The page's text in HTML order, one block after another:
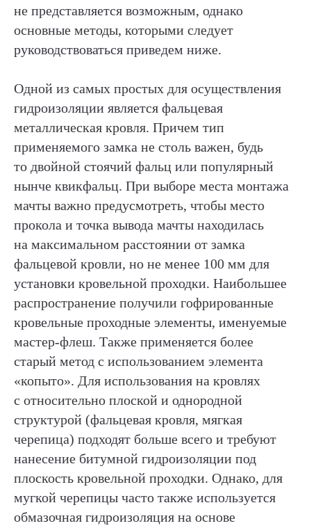
не представляется возможным, однако
основные методы, которыми следует
руководствоваться приведем ниже.
Одной из самых простых для осуществления
гидроизоляции является фальцевая
металлическая кровля. Причем тип
применяемого замка не столь важен, будь
то двойной стоячий фальц или популярный
нынче квикфальц. При выборе места монтажа
мачты важно предусмотреть, чтобы место
прокола и точка вывода мачты находилась
на максимальном расстоянии от замка
фальцевой кровли, но не менее 100 мм для
установки кровельной проходки. Наибольшее
распространение получили гофрированные
кровельные проходные элементы, именуемые
мастер-флеш. Также применяется более
старый метод с использованием элемента
«копыто». Для использования на кровлях
с относительно плоской и однородной
структурой (фальцевая кровля, мягкая
черепица) подходят больше всего и требуют
нанесение битумной гидроизоляции под
плоскость кровельной проходки. Однако, для
мугкой черепицы часто также используется
обмазочная гидроизоляция на основе
Ваш вопрос или предложение (в запросе укажите
ОТПРАВИТЬ
Нажимая на кнопку «отправить» я даю свое
согласие на обработку персональных данных
политикой конфиденциальности
— ЗАПОЛНИТЕ ФОРМУ:
ИНФОСТРАТА